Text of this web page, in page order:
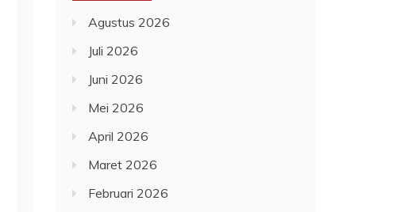
Agustus 2026
Juli 2026
Juni 2026
Mei 2026
April 2026
Maret 2026
Februari 2026